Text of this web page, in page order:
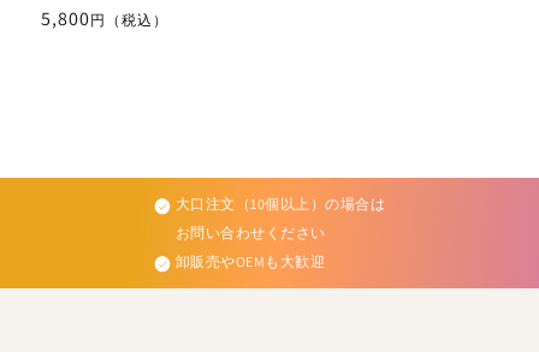
通
5,800円（税込）
大口注文（10個以上）の場合は
お問い合わせください
卸販売やOEMも大歓迎